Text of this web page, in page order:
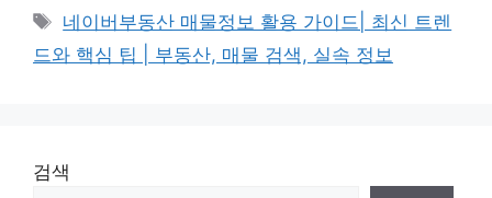
Tags
네이버부동산 매물정보 활용 가이드| 최신 트렌
드와 핵심 팁 | 부동산, 매물 검색, 실속 정보
검색